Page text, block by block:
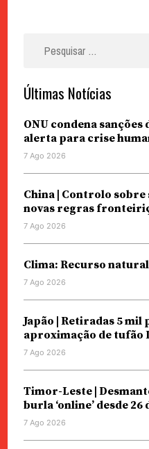
Últimas Notícias
ONU condena sanções
alerta para crise
7 Ago 2026
China | Controlo
novas regras
7 Ago 2026
Clima: Recurso
7 Ago 2026
Japão | Retiradas 5 mil
aproximação de tufão
7 Ago 2026
Timor-Leste |
burla ‘online’ desde 26
7 Ago 2026